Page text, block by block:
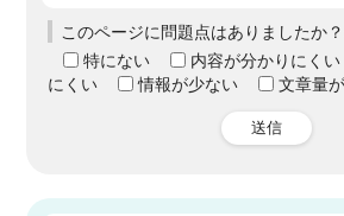
このページに問題点はありましたか
特にない
内容が分かりにくい
にくい
情報が少ない 文章量
送信